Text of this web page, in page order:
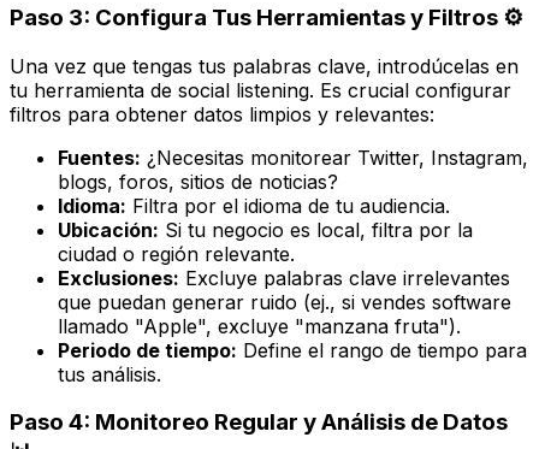
Paso 3: Configura Tus Herramientas y Filtros ⚙️
Una vez que tengas tus palabras clave, introdúcelas en
tu herramienta de social listening. Es crucial configurar
filtros para obtener datos limpios y relevantes:
Fuentes: ¿Necesitas monitorear Twitter, Instagram,
blogs, foros, sitios de noticias?
Idioma: Filtra por el idioma de tu audiencia.
Ubicación: Si tu negocio es local, filtra por la
ciudad o región relevante.
Exclusiones: Excluye palabras clave irrelevantes
que puedan generar ruido (ej., si vendes software
llamado "Apple", excluye "manzana fruta").
Periodo de tiempo: Define el rango de tiempo para
tus análisis.
Paso 4: Monitoreo Regular y Análisis de Datos